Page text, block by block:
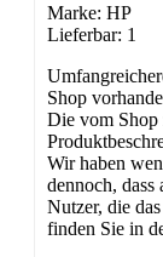
Marke: HP
Lieferbar: 1
Shop
Die vom Shop
Wir haben
dennoch,
Nutzer, die
finden Sie in